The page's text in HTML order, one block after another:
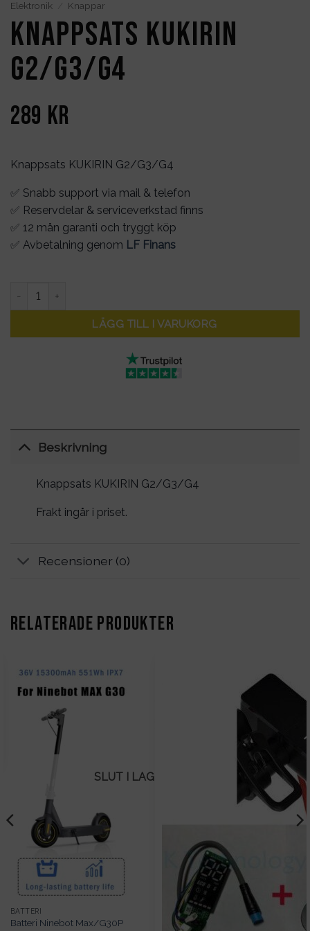
Elektronik
Knappar
Knappsats KUKIRIN
G2/G3/G4
289 kr
Knappsats KUKIRIN G2/G3/G4
✅ Snabb support via mail & telefon
✅ Reservdelar & serviceverkstad finns
✅ 12 mån garanti och tryggt köp
✅ Avbetalning genom LF Finans
Knappsats KUKIRIN G2/G3/G4 mängd
LÄGG TILL I VARUKORG
Beskrivning
Knappsats KUKIRIN G2/G3/G4
Frakt ingår i priset.
Recensioner (0)
RELATERADE PRODUKTER
SLUT I LAGER
BATTERI
Batteri Ninebot Max/G30P